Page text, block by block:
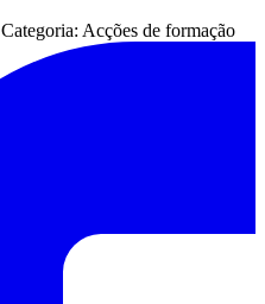
Categoria: Acções de formação